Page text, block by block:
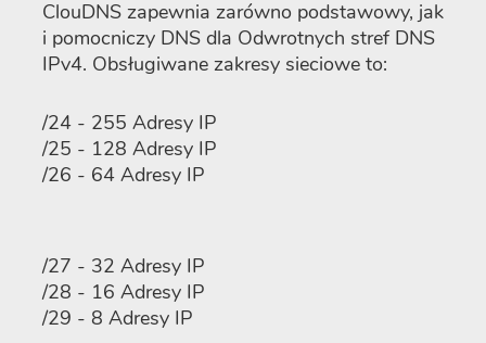
ClouDNS zapewnia zarówno podstawowy, jak
i pomocniczy DNS dla Odwrotnych stref DNS
IPv4. Obsługiwane zakresy sieciowe to:
/24 - 255 Adresy IP
/25 - 128 Adresy IP
/26 - 64 Adresy IP
/27 - 32 Adresy IP
/28 - 16 Adresy IP
/29 - 8 Adresy IP